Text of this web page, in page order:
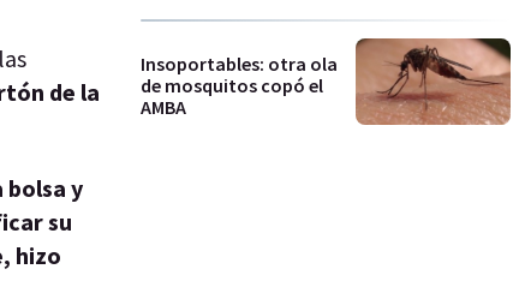
de la
bolsa y
su
hizo
Insoportables: otra ola
de mosquitos copó el
AMBA